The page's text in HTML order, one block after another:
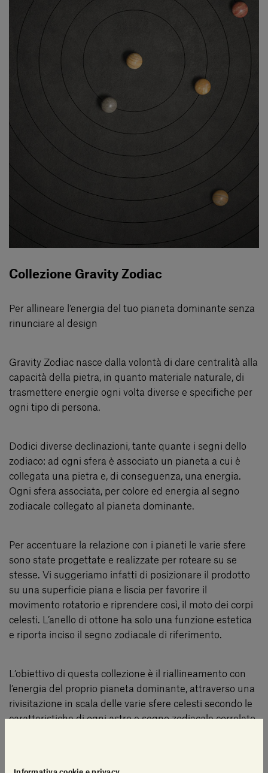
Collezione Gravity Zodiac
Per allineare l’energia del tuo pianeta dominante senza
rinunciare al design
Gravity Zodiac nasce dalla volontà di dare centralità alla
capacità della pietra, in quanto materiale naturale, di
trasmettere energie ogni volta diverse e specifiche per
ogni tipo di persona.
Dodici diverse declinazioni, tante quante i segni dello
zodiaco: ad ogni sfera è associato un pianeta a cui è
collegata una pietra e, di conseguenza, una energia.
Ogni sfera associata, per colore ed energia al segno
zodiacale collegato al pianeta dominante.
Per accentuare la relazione con i pianeti le varie sfere
sono state progettate e realizzate per roteare su se
stesse. Vi suggeriamo infatti di posizionare il prodotto
su una superficie piana e liscia per favorire il
movimento rotatorio e riprendere così, il moto dei corpi
celesti. L’anello di ottone ha solo una funzione estetica
e riporta inciso il segno zodiacale di riferimento.
L’obiettivo di questa collezione è il riallineamento con
l’energia del proprio pianeta dominante, attraverso una
rivisitazione in scala delle varie sfere celesti secondo le
caratteristiche di ogni astro e segno zodiacale correlato.